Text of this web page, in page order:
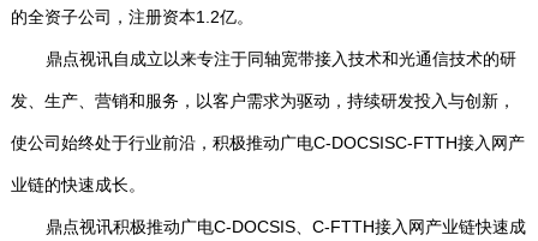
的全资子公司，注册资本1.2亿。
鼎点视讯自成立以来专注于同轴宽带接入技术和光通信技术的研
发、生产、营销和服务，以客户需求为驱动，持续研发投入与创新，
使公司始终处于行业前沿，积极推动广电C-DOCSISC-FTTH接入网产
业链的快速成长。
鼎点视讯积极推动广电C-DOCSIS、C-FTTH接入网产业链快速成